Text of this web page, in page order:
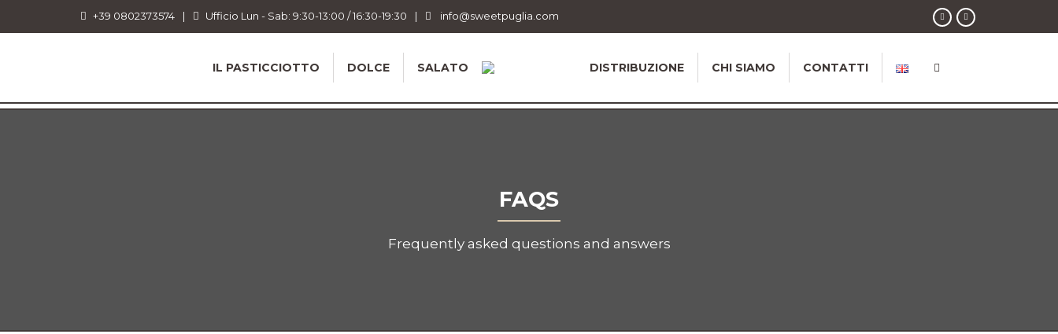
+39 0802373574 | Ufficio Lun - Sab: 9:30-13:00 / 16:30-19:30 | info@sweetpuglia.com
IL PASTICCIOTTO DOLCE SALATO DISTRIBUZIONE CHI SIAMO CONTATTI
FAQS
Frequently asked questions and answers